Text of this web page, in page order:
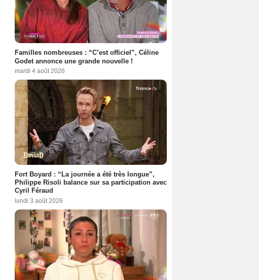
Familles nombreuses : “C’est officiel”, Céline
Godet annonce une grande nouvelle !
mardi 4 août 2026
Fort Boyard : “La journée a été très longue”,
Philippe Risoli balance sur sa participation avec
Cyril Féraud
lundi 3 août 2026